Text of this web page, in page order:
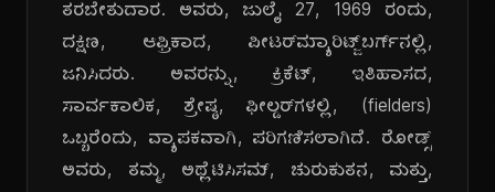
ತರಬೇತುದಾರ. ಅವರು, ಜುಲೈ 27, 1969 ರಂದು,
ದಕ್ಷಿಣ, ಆಫ್ರಿಕಾದ, ಪೀಟರ್‌ಮ್ಯಾರಿಟ್ಜ್‌ಬರ್ಗ್‌ನಲ್ಲಿ,
ಜನಿಸಿದರು. ಅವರನ್ನು, ಕ್ರಿಕೆಟ್, ಇತಿಹಾಸದ,
ಸಾರ್ವಕಾಲಿಕ, ಶ್ರೇಷ್ಠ, ಫೀಲ್ಡರ್‌ಗಳಲ್ಲಿ, (fielders)
ಒಬ್ಬರೆಂದು, ವ್ಯಾಪಕವಾಗಿ, ಪರಿಗಣಿಸಲಾಗಿದೆ. ರೋಡ್ಸ್
ಅವರು, ತಮ್ಮ, ಅಥ್ಲೆಟಿಸಿಸಮ್, ಚುರುಕುತನ, ಮತ್ತು,